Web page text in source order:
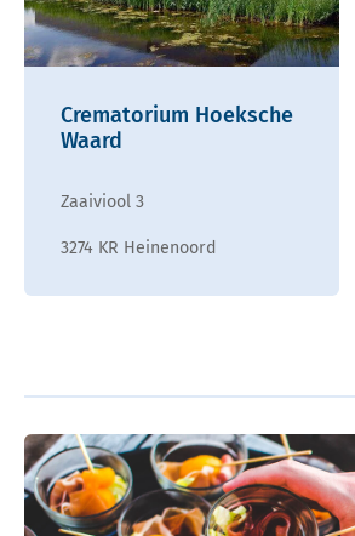
Crematorium Hoeksche
Waard
Zaaiviool 3
3274 KR Heinenoord